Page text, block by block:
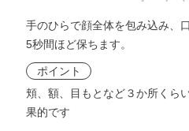
手のひらで顔全体を包み込み、
5秒間ほど保ちます。
ポイント
頬、額、目もとなど３か所くら
果的です